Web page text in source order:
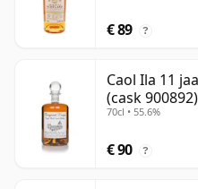
€ 89 ?
Caol Ila 11
(cask
70cl • 55.6%
€ 90 ?